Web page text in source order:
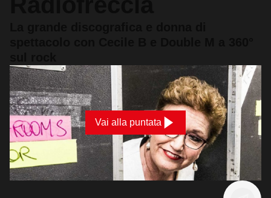
Vai alla puntata